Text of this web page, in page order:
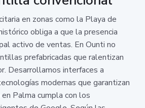
en zonas como la Playa de
obliga a que la presencia
activo de ventas. En Ounti no
prefabricadas que ralentizan
Desarrollamos interfaces a
modernas que garantizan
Palma cumpla con los